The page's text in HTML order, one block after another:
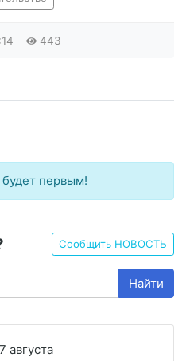
443
первым!
Сообщить НОВОСТЬ
Найти
августа